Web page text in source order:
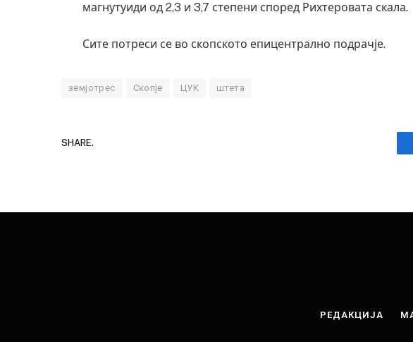
магнутуиди од 2,3 и 3,7 степени според Рихтеровата скала.
Сите потреси се во скопското епицентрално подрачје.
земјотрес Скопје ЦУК штета
SHARE.
РЕДАКЦИЈА